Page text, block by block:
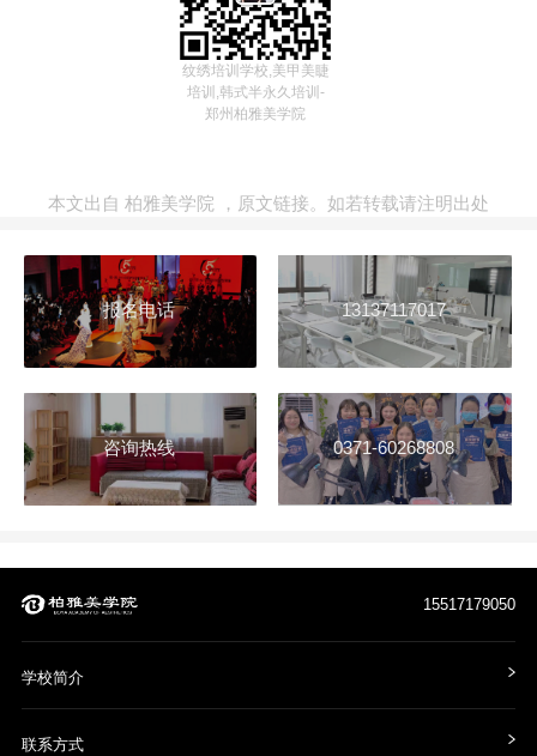
纹绣培训学校,美甲美睫
培训,韩式半永久培训-
郑州柏雅美学院
本文出自 柏雅美学院， 原文链接。如若转载请注明出处
报名电话 13137117017
咨询热线 0371-60268808
15517179050
学校简介
联系方式